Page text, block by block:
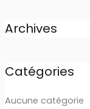
Archives
Catégories
Aucune catégorie